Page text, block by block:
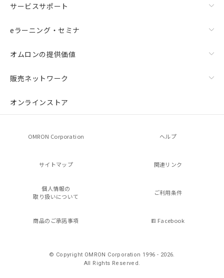
サービスサポート
eラーニング・セミナ
オムロンの提供価値
販売ネットワーク
オンラインストア
OMRON Corporation ヘルプ
サイトマップ 関連リンク
個人情報の
取り扱いについて
ご利用条件
商品のご承諾事項 Facebook
© Copyright OMRON Corporation 1996 - 2026.
All Rights Reserved.